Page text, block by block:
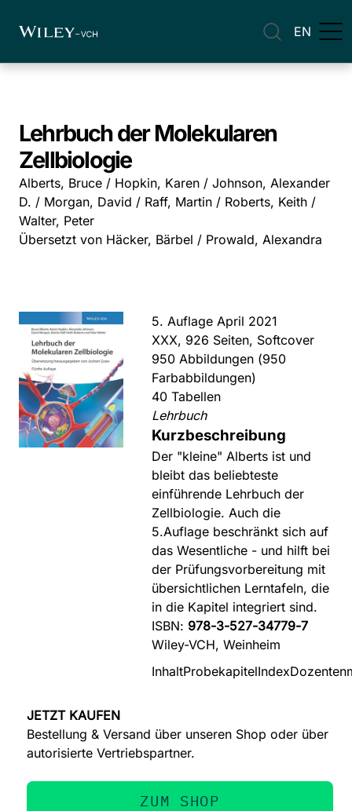
EN
Lehrbuch der Molekularen
Zellbiologie
Alberts, Bruce / Hopkin, Karen / Johnson, Alexander
D. / Morgan, David / Raff, Martin / Roberts, Keith /
Walter, Peter
Übersetzt von Häcker, Bärbel / Prowald, Alexandra
5. Auflage April 2021
XXX, 926 Seiten, Softcover
950 Abbildungen (950
Farbabbildungen)
40 Tabellen
Lehrbuch
Kurzbeschreibung
Der "kleine" Alberts ist und
bleibt das beliebteste
einführende Lehrbuch der
Zellbiologie. Auch die
5.Auflage beschränkt sich auf
das Wesentliche - und hilft bei
der Prüfungsvorbereitung mit
übersichtlichen Lerntafeln, die
in die Kapitel integriert sind.
ISBN: 978-3-527-34779-7
Wiley-VCH, Weinheim
InhaltProbekapitelIndex
JETZT KAUFEN
Bestellung & Versand über unseren Shop oder über
autorisierte Vertriebspartner.
ZUM SHOP